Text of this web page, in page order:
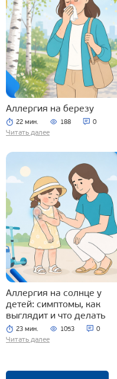
Аллергия на березу
22 мин. 188 0
Читать далее
Аллергия на солнце у
детей: симптомы, как
выглядит и что делать
23 мин. 1053 0
Читать далее